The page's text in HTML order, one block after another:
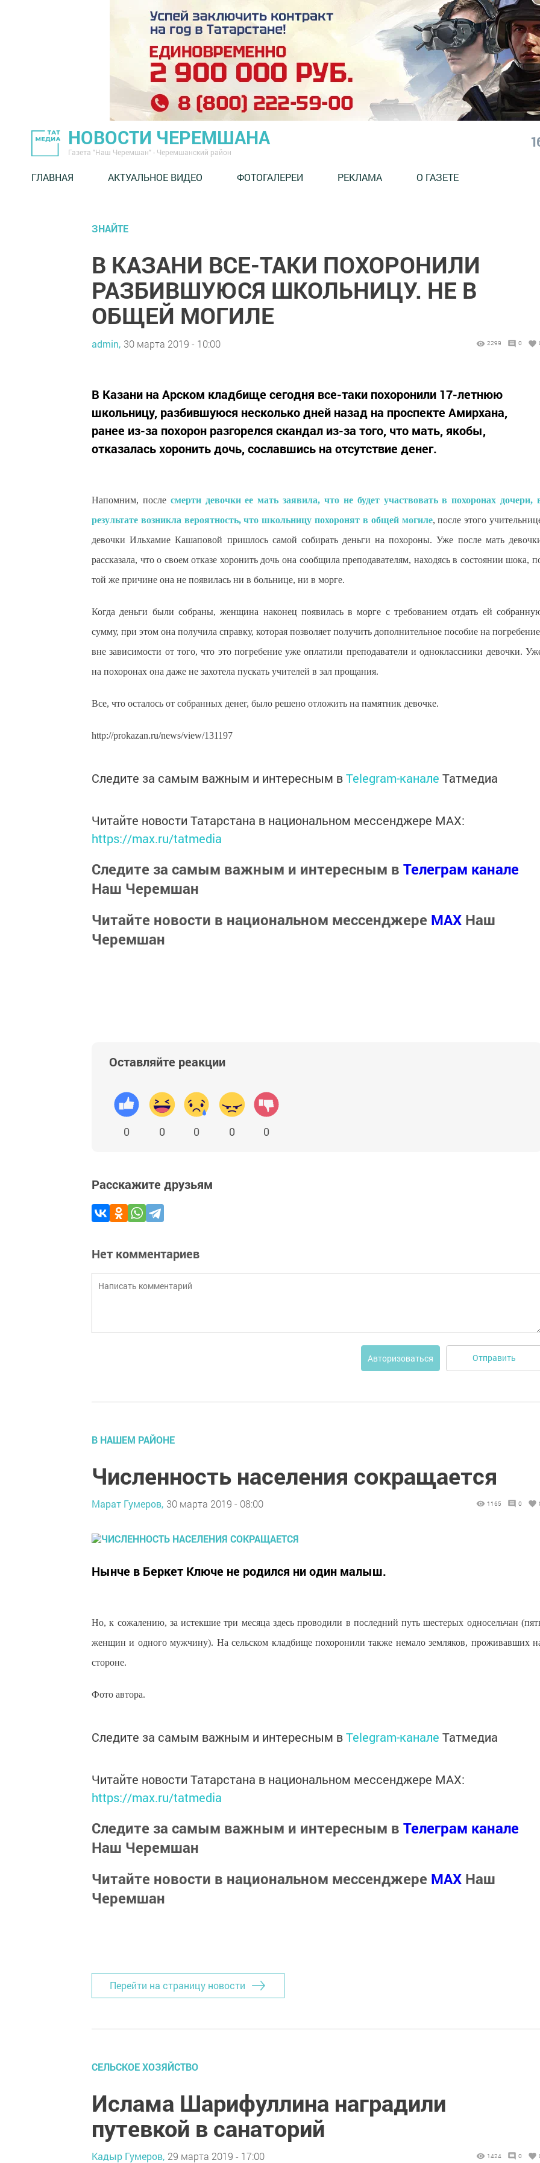
НОВОСТИ ЧЕРЕМШАНА
Газета "Наш Черемшан" - Черемшанский район
ГЛАВНАЯ АКТУАЛЬНОЕ ВИДЕО ФОТОГАЛЕРЕИ РЕКЛАМА О ГАЗЕТЕ
ЗНАЙТЕ
В КАЗАНИ ВСЕ-ТАКИ ПОХОРОНИЛИ
РАЗБИВШУЮСЯ ШКОЛЬНИЦУ. НЕ В
ОБЩЕЙ МОГИЛЕ
admin, 30 марта 2019 - 10:00 2299 0
В Казани на Арском кладбище сегодня все-таки похоронили 17-летнюю
школьницу, разбившуюся несколько дней назад на проспекте Амирхана,
ранее из-за похорон разгорелся скандал из-за того, что мать, якобы,
отказалась хоронить дочь, сославшись на отсутствие денег.
Напомним, после смерти девочки ее мать заявила, что не будет участвовать в похоронах дочери,
результате возникла вероятность, что школьницу похоронят в общей могиле, после этого
девочки Ильхамие Кашаповой пришлось самой собирать деньги на похороны. Уже после мать
рассказала, что о своем отказе хоронить дочь она сообщила преподавателям, находясь в состоянии шока,
той же причине она не появилась ни в больнице, ни в морге.
Когда деньги были собраны, женщина наконец появилась в морге с требованием отдать ей
сумму, при этом она получила справку, которая позволяет получить дополнительное пособие на
вне зависимости от того, что это погребение уже оплатили преподаватели и одноклассники девочки.
на похоронах она даже не захотела пускать учителей в зал прощания.
Все, что осталось от собранных денег, было решено отложить на памятник девочке.
http://prokazan.ru/news/view/131197
Следите за самым важным и интересным вTelegram-канале Татмедиа
Читайте новости Татарстана в национальном мессенджере MАХ:
https://max.ru/tatmedia
Следите за самым важным и интересным в Телеграм канале
Наш Черемшан
Читайте новости в национальном мессенджере MАХ Наш
Черемшан
Оставляйте реакции
0 0 0 0 0
Расскажите друзьям
Нет комментариев
Авторизоваться Отправить
В НАШЕМ РАЙОНЕ
Численность населения сокращается
Марат Гумеров, 30 марта 2019 - 08:00 1165 0
Нынче в Беркет Ключе не родился ни один малыш.
Но, к сожалению, за истекшие три месяца здесь проводили в последний путь шестерых односельчан
женщин и одного мужчину). На сельском кладбище похоронили также немало земляков, проживавших
стороне.
Фото автора.
Следите за самым важным и интересным вTelegram-канале Татмедиа
Читайте новости Татарстана в национальном мессенджере MАХ:
https://max.ru/tatmedia
Следите за самым важным и интересным в Телеграм канале
Наш Черемшан
Читайте новости в национальном мессенджере MАХ Наш
Черемшан
Перейти на страницу новости
СЕЛЬСКОЕ ХОЗЯЙСТВО
Ислама Шарифуллина наградили
путевкой в санаторий
Кадыр Гумеров, 29 марта 2019 - 17:00 1424 0